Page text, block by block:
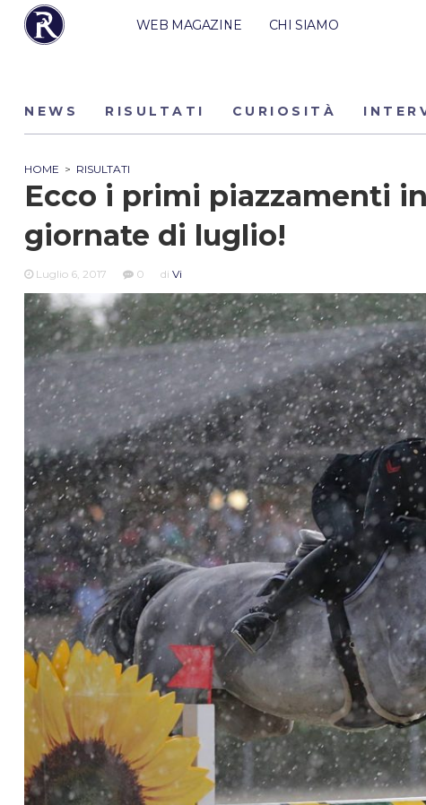
WEB MAGAZINE CHI SIAMO
NEWS RISULTATI CURIOSITÀ
HOME > RISULTATI
Ecco i primi piazzamenti
giornate di luglio!
Luglio 6, 2017 0 di Vi